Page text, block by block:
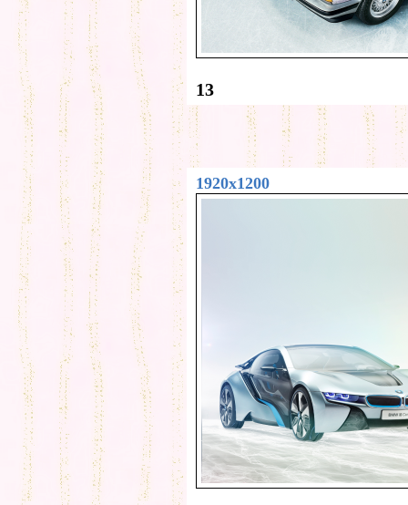
13
1920x1200